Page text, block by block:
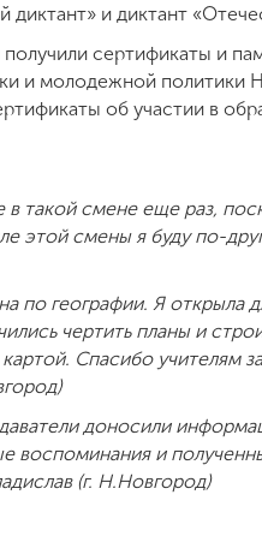
диктант» и диктант
сертификаты и
и молодежной
об участии в
в такой смене еще раз,
этой смены я буду по-
по географии. Я открыла
чертить планы и
Спасибо учителям
доносили
воспоминания и
(г. Н.Новгород)